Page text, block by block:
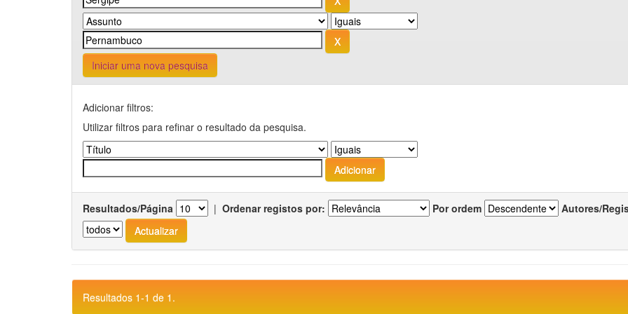
Iniciar uma nova pesquisa
Adicionar filtros:
Utilizar filtros para refinar o resultado da pesquisa.
Resultados/Página | Ordenar registos por: Por ordem Autores/
Resultados 1-1 de 1.